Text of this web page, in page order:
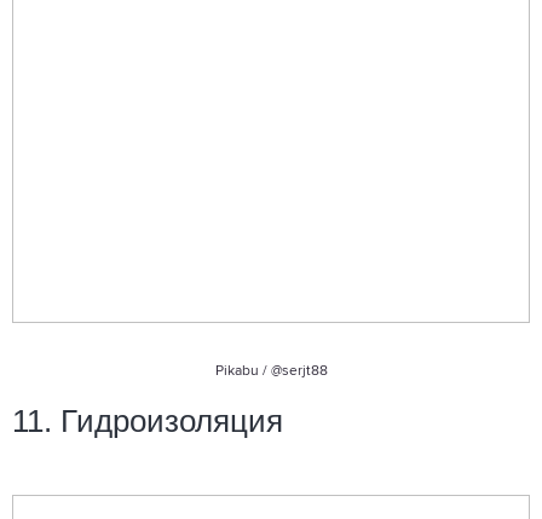
Pikabu / @serjt88
11. Гидроизоляция